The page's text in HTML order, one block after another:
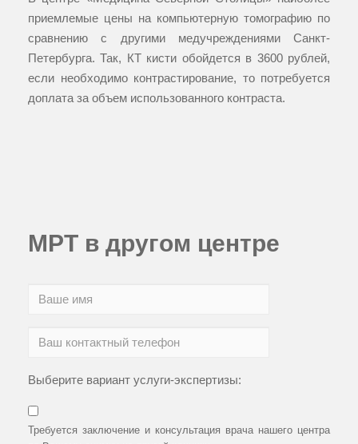
приемлемые цены на компьютерную томографию по
сравнению с другими медучреждениями Санкт-
Петербурга. Так, КТ кисти обойдется в 3600 рублей,
если необходимо контрастирование, то потребуется
доплата за объем использованного контраста.
МРТ в другом центре
Выберите вариант услуги-экспертизы:
Требуется заключение и консультация врача нашего центра